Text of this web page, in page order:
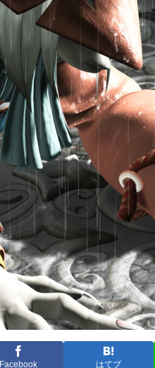
Facebook はてブ